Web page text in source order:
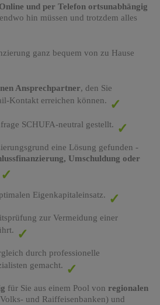
Online und per Telefon ortsunabhängig
hin müssen und trotzdem alles
ganz bequem von zu Hause
Ansprechpartner, den Sie
Kontakt erreichen können.
SCHUFA-neutral gestellt.
eine Lösung gefunden -
Umschuldung oder
Eigenkapitaleinsatz.
zur Vermeidung einer
durch professionelle
gemacht.
für Sie aus einem Pool von regionalen
und Raiffeisenbanken) und